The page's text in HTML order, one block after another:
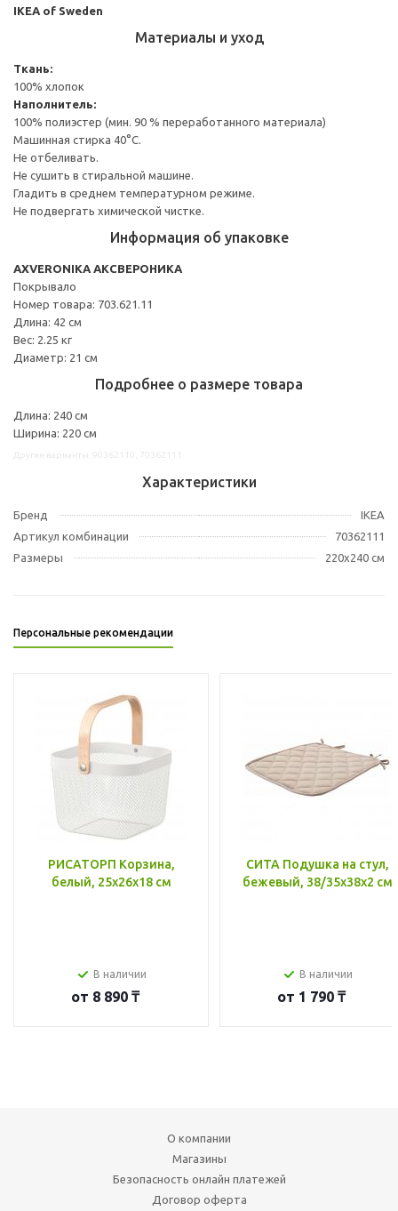
IKEA of Sweden
Материалы и уход
Ткань:
100% хлопок
Наполнитель:
100% полиэстер (мин. 90 % переработанного материала)
Машинная стирка 40°С.
Не отбеливать.
Не сушить в стиральной машине.
Гладить в среднем температурном режиме.
Не подвергать химической чистке.
Информация об упаковке
AXVERONIKA АКСВЕРОНИКА
Покрывало
Номер товара: 703.621.11
Длина: 42 см
Вес: 2.25 кг
Диаметр: 21 см
Подробнее о размере товара
Длина: 240 см
Ширина: 220 см
Характеристики
Бренд
IKEA
Артикул комбинации
70362111
Размеры
220x240 см
Персональные рекомендации
РИСАТОРП Корзина,
белый, 25x26x18 см
В наличии
от 8 890 ₸
СИТА Подушка на стул,
бежевый, 38/35x38x2 см
В наличии
от 1 790 ₸
О компании
Магазины
Безопасность онлайн платежей
Договор оферта